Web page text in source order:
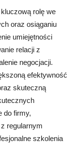
rolę we
oraz osiąganiu
umiejętności
relacji z
negocjacji.
efektywność
skuteczną
do firmy,
regularnym
szkolenia